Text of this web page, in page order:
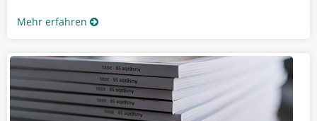
Mehr erfahren